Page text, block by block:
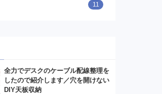
11
全力でデスクのケーブル配線整理を
したので紹介します／穴を開けない
DIY天板収納